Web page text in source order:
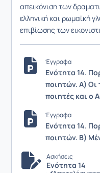
απεικόνιση των
ελληνική και ρωμαϊκή
επιβίωσης των
Έγγραφα
Ενότητα 14.
ποιητών. Α) Οι
ποιητές και ο
Έγγραφα
Ενότητα 14.
ποιητών. B)
Ασκήσεις
Ενότητα 14